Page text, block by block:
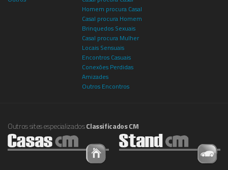
Homem procura Casal
Casal procura Homem
Brinquedos Sexuais
Casal procura Mulher
Locais Sensuais
Encontros Casuais
Conexões Perdidas
Amizades
Outros Encontros
Outros sites especializadosClassificados CM